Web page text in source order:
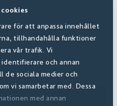
för att anpassa innehållet
tillhandahålla funktioner
vår trafik. Vi
och annan
sociala medier och
vi samarbetar med. Dessa
med annan